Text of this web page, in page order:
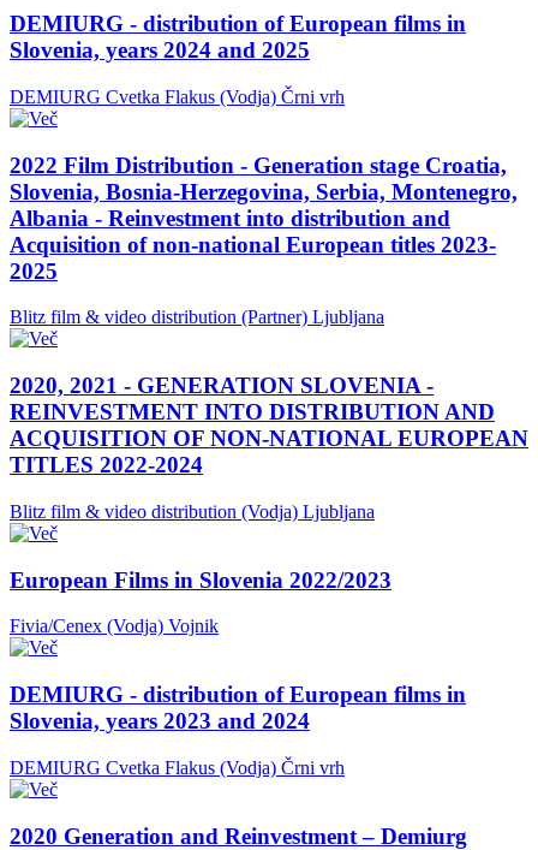
DEMIURG - distribution of European films in
Slovenia, years 2024 and 2025
DEMIURG Cvetka Flakus (Vodja) Črni vrh
2022 Film Distribution - Generation stage Croatia,
Slovenia, Bosnia-Herzegovina, Serbia, Montenegro,
Albania - Reinvestment into distribution and
Acquisition of non-national European titles 2023-
2025
Blitz film & video distribution (Partner) Ljubljana
2020, 2021 - GENERATION SLOVENIA -
REINVESTMENT INTO DISTRIBUTION AND
ACQUISITION OF NON-NATIONAL EUROPEAN
TITLES 2022-2024
Blitz film & video distribution (Vodja) Ljubljana
European Films in Slovenia 2022/2023
Fivia/Cenex (Vodja) Vojnik
DEMIURG - distribution of European films in
Slovenia, years 2023 and 2024
DEMIURG Cvetka Flakus (Vodja) Črni vrh
2020 Generation and Reinvestment – Demiurg